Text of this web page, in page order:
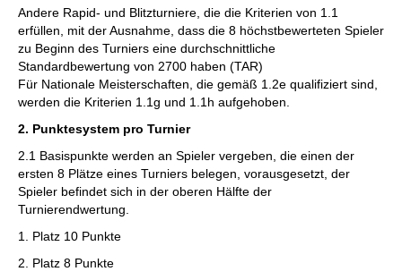
Andere Rapid- und Blitzturniere, die die Kriterien von 1.1
erfüllen, mit der Ausnahme, dass die 8 höchstbewerteten Spieler
zu Beginn des Turniers eine durchschnittliche
Standardbewertung von 2700 haben (TAR)
Für Nationale Meisterschaften, die gemäß 1.2e qualifiziert sind,
werden die Kriterien 1.1g und 1.1h aufgehoben.
2. Punktesystem pro Turnier
2.1 Basispunkte werden an Spieler vergeben, die einen der
ersten 8 Plätze eines Turniers belegen, vorausgesetzt, der
Spieler befindet sich in der oberen Hälfte der
Turnierendwertung.
1. Platz 10 Punkte
2. Platz 8 Punkte